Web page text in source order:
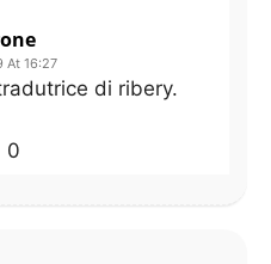
At 16:27
di ribery.
0